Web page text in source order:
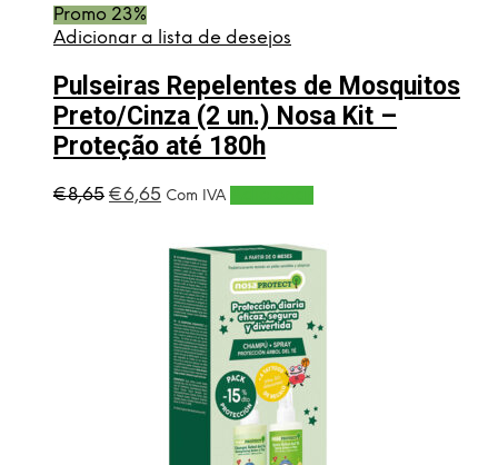
Promo 23%
Adicionar a lista de desejos
Pulseiras Repelentes de Mosquitos
Preto/Cinza (2 un.) Nosa Kit –
Proteção até 180h
€8,65 O
€6,65 O
é:
€6,65.
Com IVA